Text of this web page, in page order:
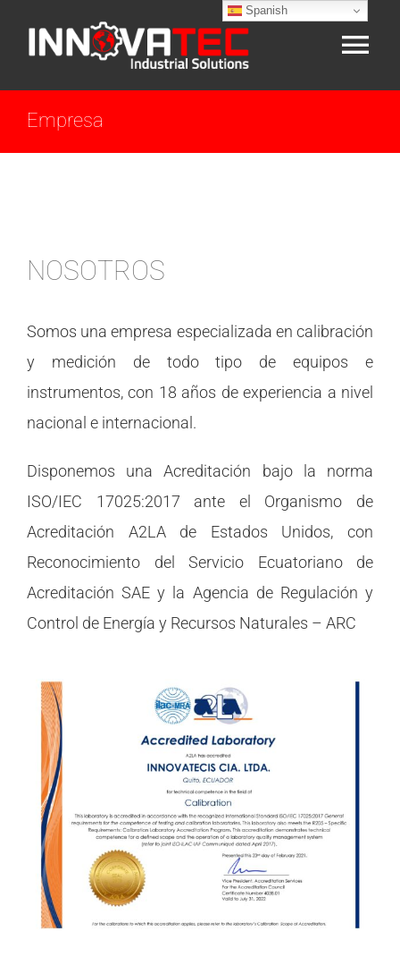
INICIO
CONTACTO
Empresa
NOSOTROS
Somos una empresa especializada en calibración
y medición de todo tipo de equipos e
instrumentos, con 18 años de experiencia a nivel
nacional e internacional.
Disponemos una Acreditación bajo la norma
ISO/IEC 17025:2017 ante el Organismo de
Acreditación A2LA de Estados Unidos, con
Reconocimiento del Servicio Ecuatoriano de
Acreditación SAE y la Agencia de Regulación y
Control de Energía y Recursos Naturales – ARC
Spanish